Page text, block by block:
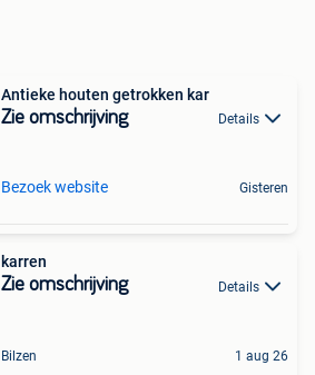
Antieke houten getrokken kar
Zie omschrijving Details
Bezoek website Gisteren
karren
Zie omschrijving Details
Bilzen 1 aug 26